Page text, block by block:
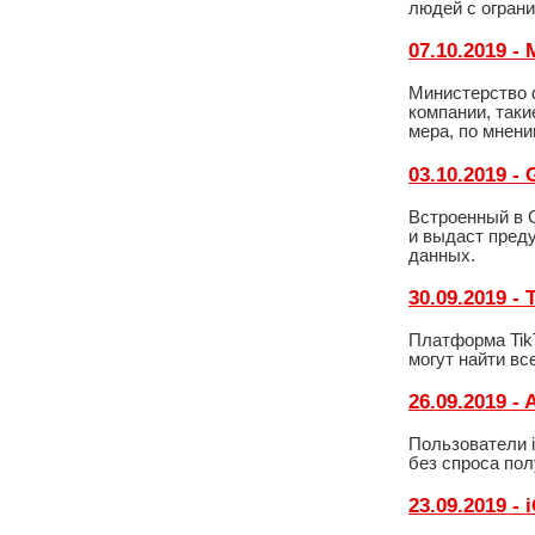
людей с
07.10.2019 -
Министерство
компании,
мера, по
03.10.2019 -
Встроенный в
и выдаст
данных.
30.09.2019 -
Платформа
могут найти
26.09.2019 -
Пользователи
без спроса
23.09.2019 -